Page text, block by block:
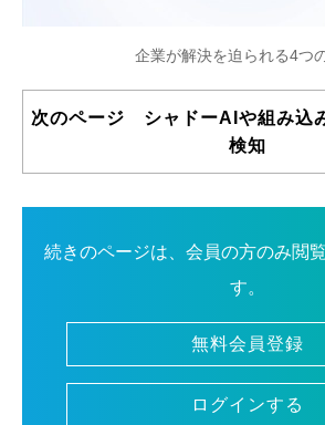
企業が解決を迫られる4つ
次のページ シャドーAIや組み込
検知
続きのページは、会員の方のみ閲
す。
無料会員登録
ログインする